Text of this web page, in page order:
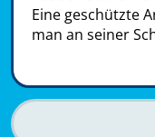
Eine geschützte
man an seiner